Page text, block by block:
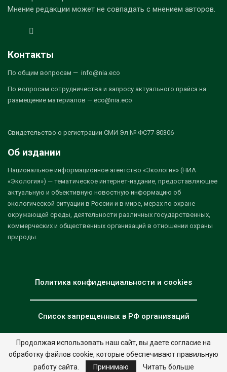
Мнение редакции может не совпадать с мнением авторов.
Контакты
По общим вопросам — info@nia.eco
По вопросам сотрудничества и запросу актуального прайса на
размещение материалов — eco@nia.eco
Свидетельство о регистрации СМИ Эл № ФС77-80306
Об издании
Национальное информационное агентство «Экология» (НИА
«Экология») — тематическое интернет-издание, предоставляющее
актуальную и объективную новостную информацию об
экологической ситуации в России и в мире, мерах по охране
окружающей среды, деятельности различных государственных,
коммерческих и общественных организаций в отношении охраны
природы.
Политика конфиденциальности и cookies
Список запрещенных в РФ организаций
© 2026 - НИА "Экология". Все права защищены. Дизайн:nia.eco
Продолжая использовать наш сайт, вы даете согласие на
обработку файлов cookie, которые обеспечивают правильную
работу сайта.
Принимаю Читать больше